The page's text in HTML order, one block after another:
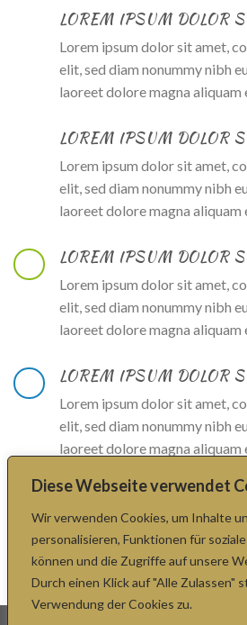
Diese Webseite verwendet
Wir verwenden Cookies, um Inhalte
personalisieren, Funktionen für
können und die Zugriffe auf unsere
Durch einen Klick auf "Alle Zulassen"
Verwendung der Cookies zu.
LOREM IPSUM DOLOR
Lorem ipsum dolor sit amet,
elit, sed diam nonummy nibh
laoreet dolore magna
LOREM IPSUM DOLOR
Lorem ipsum dolor sit amet,
elit, sed diam nonummy nibh
laoreet dolore magna
LOREM IPSUM DOLOR
Lorem ipsum dolor sit amet,
elit, sed diam nonummy nibh
laoreet dolore magna
LOREM IPSUM DOLOR
Lorem ipsum dolor sit amet,
elit, sed diam nonummy nibh
laoreet dolore magna
LOREM IPSUM DOLOR
Lorem ipsum dolor sit amet,
elit, sed diam nonummy nibh
laoreet dolore magna